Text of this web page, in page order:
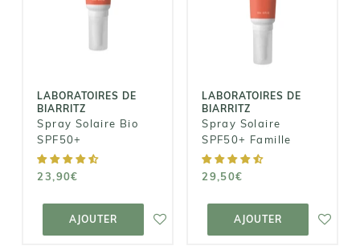
LABORATOIRES DE
BIARRITZ
Spray Solaire Bio
SPF50+
23,90€
AJOUTER
Spray Solaire
AJOUTER AU
PANIER
LABORATOIRES DE
BIARRITZ
Spray Solaire
SPF50+ Famille
29,50€
AJOUTER
Spray Solaire
SPF50+
29,50€
AJOUTER AU
PANIER